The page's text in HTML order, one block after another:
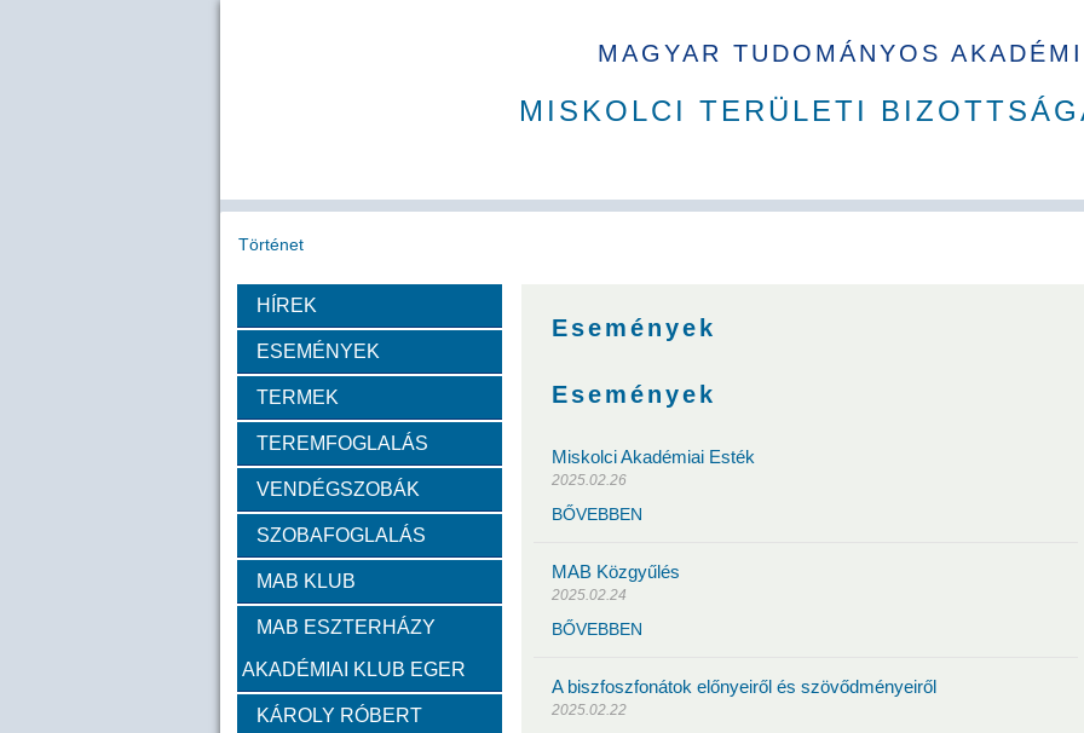
MAGYAR TUDOMÁNYOS
MISKOLCI TERÜLETI
Történet
Köszöntő
Díjazottak
Tudós arcképek
Csókás János Geleji Sándor Sályi István
Zambó János Takács Ernő
Választott vezetők Akadémikusok Nem akadémikus közgyűlési képviselők
HÍREK
ESEMÉNYEK
TERMEK
TEREMFOGLALÁS
VENDÉGSZOBÁK
SZOBAFOGLALÁS
MAB KLUB
MAB ESZTERHÁZY
AKADÉMIAI KLUB EGER
KÁROLY RÓBERT
Események
Események
Miskolci Akadémiai Esték
2025.02.26
BŐVEBBEN
MAB Közgyűlés
2025.02.24
BŐVEBBEN
A biszfoszfonátok előnyeiről és szövődményeiről
2025.02.22